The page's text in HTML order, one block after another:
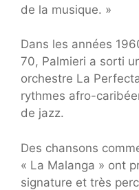
de la musique. »
Dans les années
70, Palmieri a sorti
orchestre La
rythmes afro-
de jazz.
Des chansons
« La Malanga » ont
signature et très